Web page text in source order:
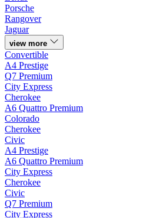
Porsche
Rangover
Jaguar
view more
Convertible
A4 Prestige
Q7 Premium
City Express
Cherokee
A6 Quattro Premium
Colorado
Cherokee
Civic
A4 Prestige
A6 Quattro Premium
City Express
Cherokee
Civic
Q7 Premium
City Express